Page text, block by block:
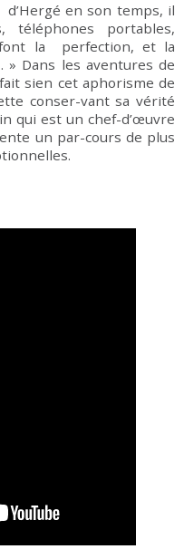
en son temps, il
téléphones portables,
font la perfection, et la
Dans les aventures de
sien cet aphorisme de
conser-vant sa vérité
qui est un chef-d’œuvre
un par-cours de plus